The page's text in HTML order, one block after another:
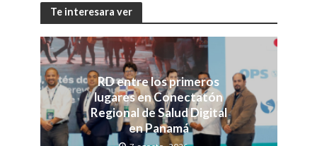
Te interesara ver
RD entre los primeros
lugares en Conectatón
Regional de Salud Digital
en Panamá